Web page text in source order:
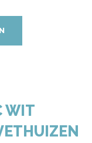
WIT